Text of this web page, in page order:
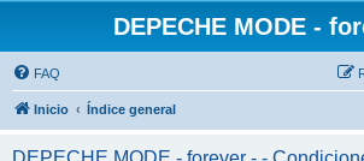
DEPECHE MODE -
FAQ
Inicio Índice general